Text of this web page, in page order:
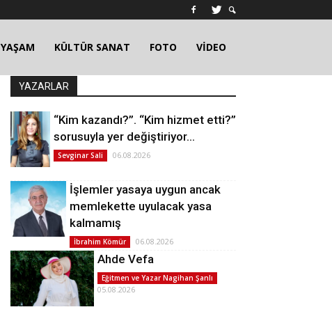
YAŞAM KÜLTÜR SANAT FOTO VİDEO
YAZARLAR
“Kim kazandı?”. “Kim hizmet etti?”
sorusuyla yer değiştiriyor…
Sevginar Sali 06.08.2026
İşlemler yasaya uygun ancak
memlekette uyulacak yasa
kalmamış
İbrahim Kömür 06.08.2026
Ahde Vefa
Eğitmen ve Yazar Nagihan Şanlı
05.08.2026